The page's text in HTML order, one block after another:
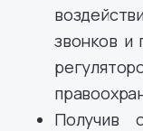
звонков и
Получив